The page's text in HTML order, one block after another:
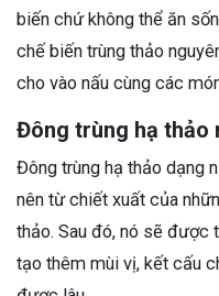
biến chứ không thể ăn
chế biến trùng thảo
cho vào nấu cùng các
Đông trùng hạ thảo
Đông trùng hạ thảo dạng
nên từ chiết xuất của
thảo. Sau đó, nó sẽ được
tạo thêm mùi vị, kết cấu